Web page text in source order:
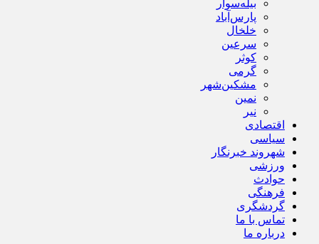
بیله‌سوار
پارس‌آباد
خلخال
سرعین
کوثر
گرمی
مشکین‌شهر
نمین
نیر
اقتصادی
سیاسی
شهروند خبرنگار
ورزشی
حوادث
فرهنگی
گردشگری
تماس با ما
درباره ما